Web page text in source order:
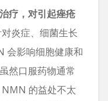
疗，对引起痤疮
炎症、细菌生长
会影响细胞健康和
然口服药物通常
的益处不太